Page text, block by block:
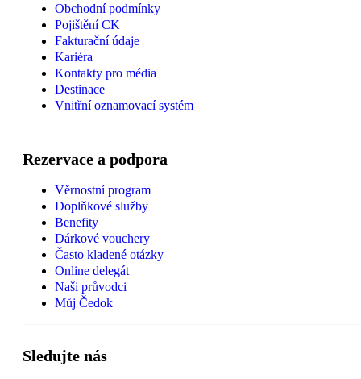
Obchodní podmínky
Pojištění CK
Fakturační údaje
Kariéra
Kontakty pro média
Destinace
Vnitřní oznamovací systém
Rezervace a podpora
Věrnostní program
Doplňkové služby
Benefity
Dárkové vouchery
Často kladené otázky
Online delegát
Naši průvodci
Můj Čedok
Sledujte nás